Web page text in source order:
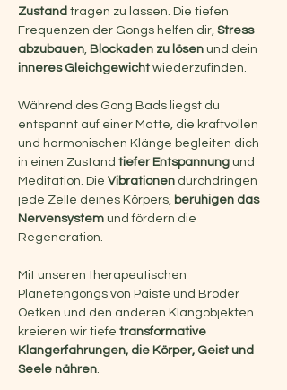
Zustand tragen zu lassen. Die tiefen
Frequenzen der Gongs helfen dir, Stress
abzubauen, Blockaden zu lösen und dein
inneres Gleichgewicht wiederzufinden.
Während des Gong Bads liegst du
entspannt auf einer Matte, die kraftvollen
und harmonischen Klänge begleiten dich
in einen Zustand tiefer Entspannung und
Meditation. Die Vibrationen durchdringen
jede Zelle deines Körpers, beruhigen das
Nervensystem und fördern die
Regeneration.
Mit unseren therapeutischen
Planetengongs von Paiste und Broder
Oetken und den anderen Klangobjekten
kreieren wir tiefe transformative
Klangerfahrungen, die Körper, Geist und
Seele nähren.